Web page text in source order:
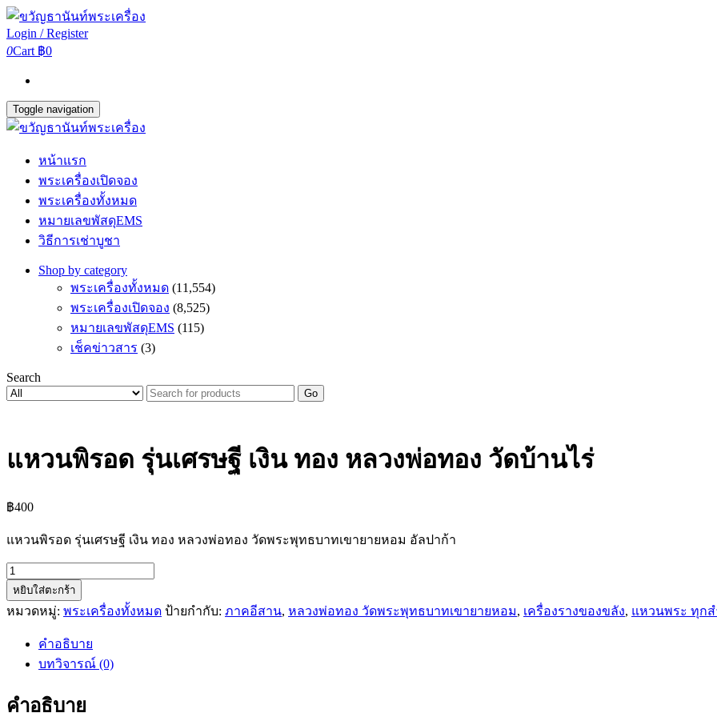
Login / Register
0Cart ฿0
Toggle navigation
หน้าแรก
พระเครื่องเปิดจอง
พระเครื่องทั้งหมด
หมายเลขพัสดุEMS
วิธีการเช่าบูชา
Shop by category
พระเครื่องทั้งหมด (11,554)
พระเครื่องเปิดจอง (8,525)
หมายเลขพัสดุEMS (115)
เช็คข่าวสาร (3)
Search
Go
แหวนพิรอด รุ่นเศรษฐี เงิน ทอง หลวงพ่อทอง วัดบ้านไร่
฿400
แหวนพิรอด รุ่นเศรษฐี เงิน ทอง หลวงพ่อทอง วัดพระพุทธบาทเขายายหอม อัลปาก้า
จำนวน
แหวน
พิรอด
เศรษฐี
หลวง
หยิบใส่ตะกร้า
หมวดหมู่: พระเครื่องทั้งหมด ป้ายกำกับ: ภาคอีสาน, หลวงพ่อทอง วัดพระพุทธบาทเขายายหอม, เครื่องรางของขลัง, แหวนพระ ทุก
คำอธิบาย
บทวิจารณ์ (0)
คำอธิบาย